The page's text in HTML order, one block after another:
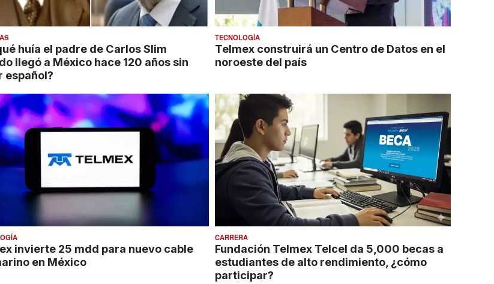
huía el padre de Carlos Slim
llegó a México hace 120 años sin
español?
TECNOLOGÍA
Telmex construirá un Centro de Datos en el
noroeste del país
invierte 25 mdd para nuevo cable
en México
CARRERA
Fundación Telmex Telcel da 5,000 becas a
estudiantes de alto rendimiento, ¿cómo
participar?